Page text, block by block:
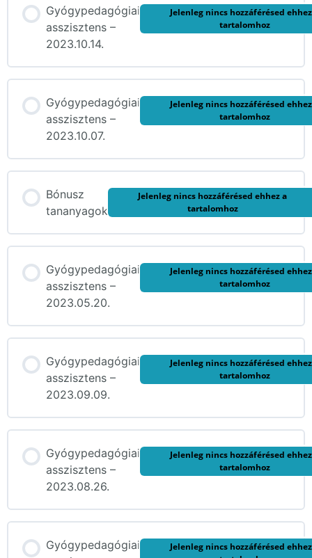
Gyógypedagógiai
asszisztens –
2023.10.14.
Jelenleg nincs hozzáférésed
tartalomhoz
Gyógypedagógiai
asszisztens –
2023.10.07.
Jelenleg nincs hozzáférésed
tartalomhoz
Bónusz
tananyagok
Jelenleg nincs hozzáférésed ehhez a
tartalomhoz
Gyógypedagógiai
asszisztens –
2023.05.20.
Jelenleg nincs hozzáférésed
tartalomhoz
Gyógypedagógiai
asszisztens –
2023.09.09.
Jelenleg nincs hozzáférésed
tartalomhoz
Gyógypedagógiai
asszisztens –
2023.08.26.
Jelenleg nincs hozzáférésed
tartalomhoz
Gyógypedagógiai
Jelenleg nincs hozzáférésed